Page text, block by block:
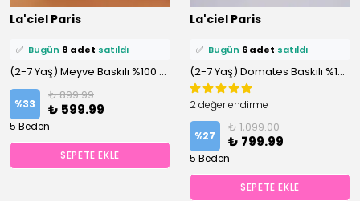
La'ciel Paris
⭐️ Bu ürünü15 kişifavoriledi!
✅ Bugün 8 adet satıldı
(2-7 Yaş) Meyve Baskılı %100 Pamuklu Şortlu Altüst Takım
%33
₺ 899.99
₺ 599.99
5 Beden
SEPETE EKLE
La'ciel Paris
⭐️ Bu ürünü10 kişifavoriledi!
✅ Bugün 6 adet satıldı
(2-7 Yaş) Domates Baskılı %100 Pamuklu Altüst Takım
2 değerlendirme
%27
₺ 1,099.00
₺ 799.99
5 Beden
SEPETE EKLE